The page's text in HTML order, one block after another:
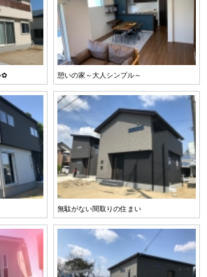
✿ 憩いの家～大人シンプル～
無駄がない間取りの住まい